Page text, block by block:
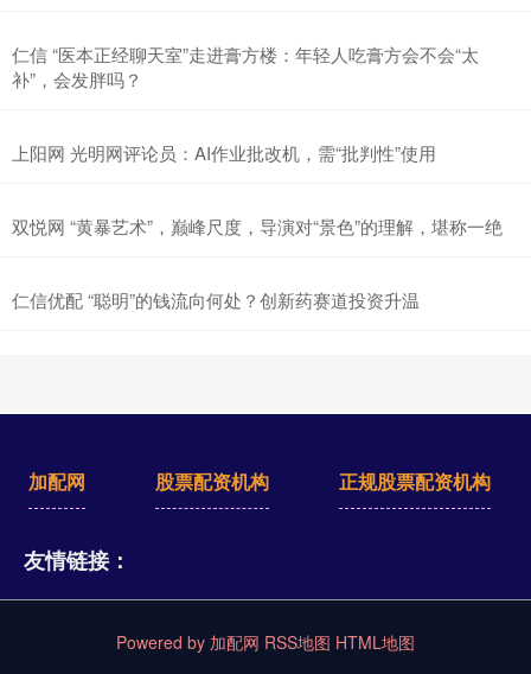
仁信 “医本正经聊天室”走进膏方楼：年轻人吃膏方会不会“太
补”，会发胖吗？
上阳网 光明网评论员：AI作业批改机，需“批判性”使用
双悦网 “黄暴艺术”，巅峰尺度，导演对“景色”的理解，堪称一绝
仁信优配 “聪明”的钱流向何处？创新药赛道投资升温
加配网 股票配资机构 正规股票配资机构
友情链接：
Powered by 加配网 RSS地图 HTML地图